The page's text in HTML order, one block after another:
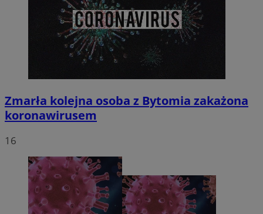
Zmarła kolejna osoba z Bytomia zakażona
koronawirusem
16